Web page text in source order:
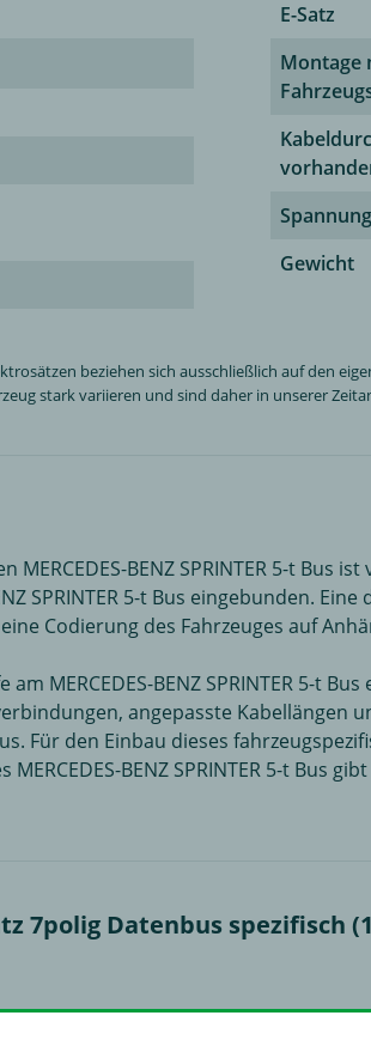
E-Satz
Montage
Gewicht
beziehen sich ausschließlich auf den
stark variieren und sind daher in unserer
BENZ SPRINTER 5-t Bus
SPRINTER 5-t Bus eingebunden.
Codierung des Fahrzeuges auf
MERCEDES-BENZ SPRINTER 5-t
angepasste Kabellängen
Für den Einbau dieses
BENZ SPRINTER 5-t
7polig Datenbus spezifisch